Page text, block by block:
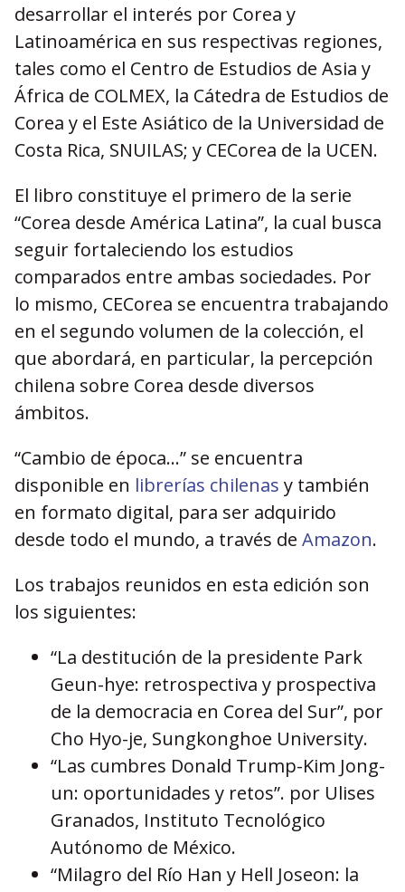
desarrollar el interés por Corea y
Latinoamérica en sus respectivas regiones,
tales como el Centro de Estudios de Asia y
África de COLMEX, la Cátedra de Estudios de
Corea y el Este Asiático de la Universidad de
Costa Rica, SNUILAS; y CECorea de la UCEN.
El libro constituye el primero de la serie
“Corea desde América Latina”, la cual busca
seguir fortaleciendo los estudios
comparados entre ambas sociedades. Por
lo mismo, CECorea se encuentra trabajando
en el segundo volumen de la colección, el
que abordará, en particular, la percepción
chilena sobre Corea desde diversos
ámbitos.
“Cambio de época…” se encuentra
disponible en librerías chilenas y también
en formato digital, para ser adquirido
desde todo el mundo, a través de Amazon.
Los trabajos reunidos en esta edición son
los siguientes:
“La destitución de la presidente Park
Geun-hye: retrospectiva y prospectiva
de la democracia en Corea del Sur”, por
Cho Hyo-je, Sungkonghoe University.
“Las cumbres Donald Trump-Kim Jong-
un: oportunidades y retos”. por Ulises
Granados, Instituto Tecnológico
Autónomo de México.
“Milagro del Río Han y Hell Joseon: la